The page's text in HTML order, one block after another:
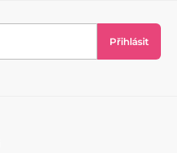
a stimuluje
z rukojeti na
Přihlásit